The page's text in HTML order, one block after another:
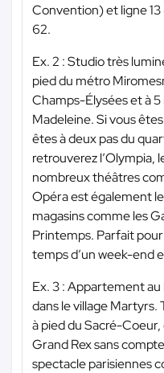
Convention) et ligne
62.
Ex. 2 : Studio très
pied du métro
Champs-Élysées et à
Madeleine. Si vous
êtes à deux pas du
retrouverez l’Olympia,
nombreux théâtres
Opéra est également
magasins comme les
Printemps. Parfait
temps d’un week-end
Ex. 3 : Appartement
dans le village Martyrs.
à pied du Sacré-
Grand Rex sans
spectacle parisiennes